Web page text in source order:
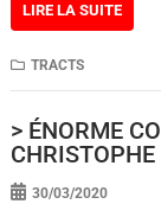
LIRE LA SUITE
TRACTS
> ÉNORME
30/03/2020